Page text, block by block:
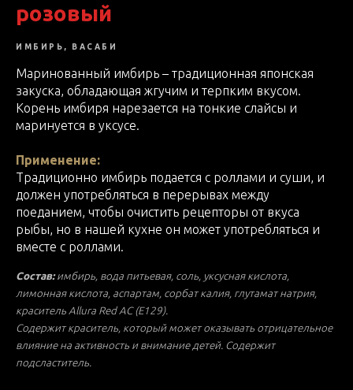
розовый
ИМБИРЬ, ВАСАБИ
Маринованный имбирь – традиционная японская
закуска, обладающая жгучим и терпким вкусом.
Корень имбиря нарезается на тонкие слайсы и
маринуется в уксусе.
Применение:
Традиционно имбирь подается с роллами и суши, и
должен употребляться в перерывах между
поеданием, чтобы очистить рецепторы от вкуса
рыбы, но в нашей кухне он может употребляться и
вместе с роллами.
Состав:имбирь, вода питьевая, соль, уксусная кислота,
лимонная кислота, аспартам, сорбат калия, глутамат натрия,
краситель Allura Red AC (E129).
Содержит краситель, который может оказывать отрицательное
влияние на активность и внимание детей. Содержит
подсластитель.